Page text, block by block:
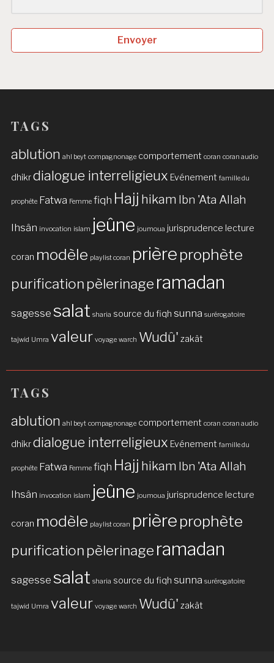
Envoyer
TAGS
ablution ahl beyt compagnonage comportement coran coran audio
dhikrdialogue interreligieux Evénement famille du
prophète Fatwa Femme fiqh Hajj hikam Ibn 'Ata Allah
Ihsân invocation islam jeûne joumoua jurisprudence lecture
coran modèle playlist coran prière prophète
purification pèlerinage ramadan
sagesse salat sharia source du fiqh sunna surérogatoire
tajwid Umra valeur voyage warch Wudû' zakât
TAGS
ablution ahl beyt compagnonage comportement coran coran audio
dhikrdialogue interreligieux Evénement famille du
prophète Fatwa Femme fiqh Hajj hikam Ibn 'Ata Allah
Ihsân invocation islam jeûne joumoua jurisprudence lecture
coran modèle playlist coran prière prophète
purification pèlerinage ramadan
sagesse salat sharia source du fiqh sunna surérogatoire
tajwid Umra valeur voyage warch Wudû' zakât